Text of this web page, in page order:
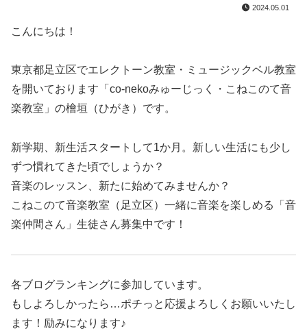
2024.05.01
こんにちは！
東京都足立区でエレクトーン教室・ミュージックベル教室
を開いております「co-nekoみゅーじっく・こねこのて音
楽教室」の檜垣（ひがき）です。
新学期、新生活スタートして1か月。新しい生活にも少し
ずつ慣れてきた頃でしょうか？
音楽のレッスン、新たに始めてみませんか？
こねこのて音楽教室（足立区）一緒に音楽を楽しめる「音
楽仲間さん」生徒さん募集中です！
各ブログランキングに参加しています。
もしよろしかったら…ポチっと応援よろしくお願いいたし
ます！励みになります♪